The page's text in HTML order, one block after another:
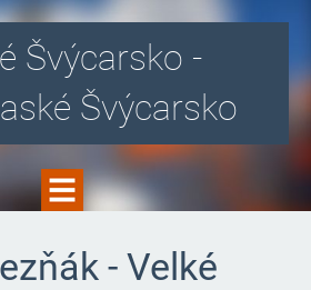
Švýcarsko -
Švýcarsko
- Velké